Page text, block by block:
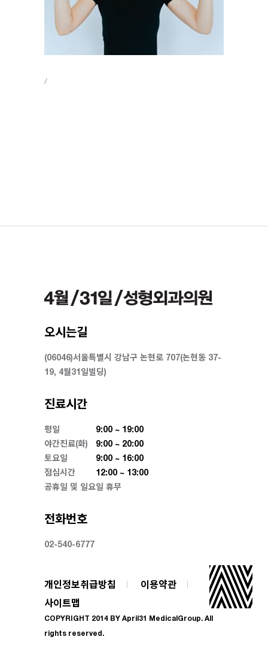
오시는길
(06046)서울특별시 강남구 논현로 707(논현동 37-
19, 4월31일빌딩)
진료시간
평일
9:00 ~ 19:00
야간진료(화)
9:00 ~ 20:00
토요일
9:00 ~ 16:00
점심시간
12:00 ~ 13:00
공휴일 및 일요일 휴무
전화번호
02-540-6777
개인정보취급방침
이용약관
사이트맵
COPYRIGHT 2014 BY April31 MedicalGroup. All
rights reserved.